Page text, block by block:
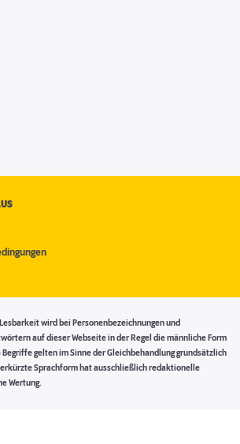
wird bei Personenbezeichnungen und
auf dieser Webseite in der Regel die männliche Form
gelten im Sinne der Gleichbehandlung grundsätzlich
Sprachform hat ausschließlich redaktionelle
Wertung.